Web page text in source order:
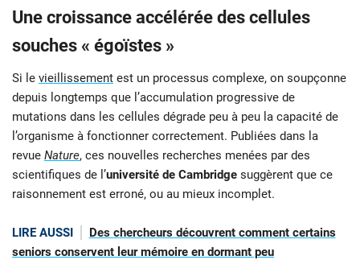
Une croissance accélérée des cellules
souches « égoïstes »
Si le vieillissement est un processus complexe, on soupçonne
depuis longtemps que l’accumulation progressive de
mutations dans les cellules dégrade peu à peu la capacité de
l’organisme à fonctionner correctement. Publiées dans la
revue Nature, ces nouvelles recherches menées par des
scientifiques de l’université de Cambridge suggèrent que ce
raisonnement est erroné, ou au mieux incomplet.
LIRE AUSSI
Des chercheurs découvrent comment certains
seniors conservent leur mémoire en dormant peu